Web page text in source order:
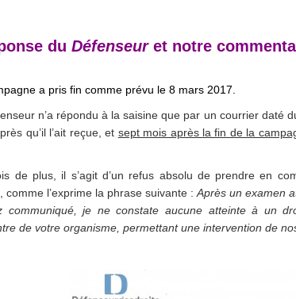
du Défenseur et notre
a pris fin comme prévu le 8 mars 2017.
n’a répondu à la saisine que par un courrier daté
qu’il l’ait reçue, et sept mois après la fin de la
de plus, il s’agit d’un refus absolu de prendre en
comme l’exprime la phrase suivante : Après un examen
communiqué, je ne constate aucune atteinte à un
de votre organisme, permettant une intervention de